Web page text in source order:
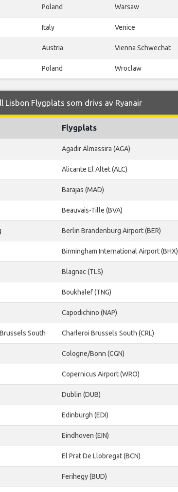
Poland Warsaw
Italy Venice
Austria Vienna Schwechat
Poland Wroclaw
Flygplats som drivs av Ryanair
Flygplats
Agadir Almassira (AGA)
Alicante El Altet (ALC)
Barajas (MAD)
Beauvais-Tille (BVA)
Berlin Brandenburg Airport (BER)
Birmingham International Airport (BHX)
Blagnac (TLS)
Boukhalef (TNG)
Capodichino (NAP)
South Charleroi Brussels South (CRL)
Cologne/Bonn (CGN)
Copernicus Airport (WRO)
Dublin (DUB)
Edinburgh (EDI)
Eindhoven (EIN)
El Prat De Llobregat (BCN)
Ferihegy (BUD)